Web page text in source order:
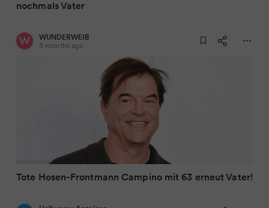
nochmals Vater
WUNDERWEIB
3 months ago
Tote Hosen-Frontmann Campino mit 63 erneut Vater!